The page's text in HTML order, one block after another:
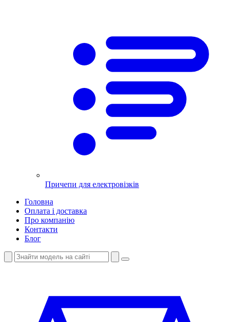
Причепи для електровізків
Головна
Оплата і доставка
Про компанію
Контакти
Блог